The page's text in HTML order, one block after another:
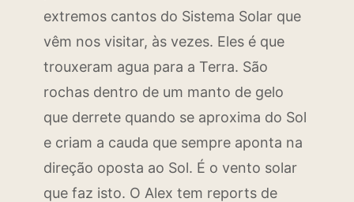
extremos cantos do Sistema Solar que
vêm nos visitar, às vezes. Eles é que
trouxeram agua para a Terra. São
rochas dentro de um manto de gelo
que derrete quando se aproxima do Sol
e criam a cauda que sempre aponta na
direção oposta ao Sol. É o vento solar
que faz isto. O Alex tem reports de